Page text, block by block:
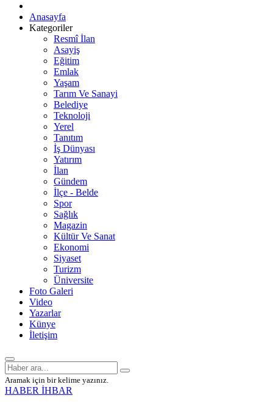
Anasayfa
Kategoriler
Resmî İlan
Asayiş
Eğitim
Emlak
Yaşam
Tarım Ve Sanayi
Belediye
Teknoloji
Yerel
Tanıtım
İş Dünyası
Yatırım
İlan
Gündem
İlçe - Belde
Spor
Sağlık
Magazin
Kültür Ve Sanat
Ekonomi
Siyaset
Turizm
Üniversite
Foto Galeri
Video
Yazarlar
Künye
İletişim
Aramak için bir kelime yazınız.
HABER İHBAR